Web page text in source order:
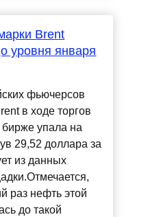
Brent
уровня января
фьючерсов
в ходе торгов
упала на
29,52 доллара за
из данных
раз нефть этой
до такой